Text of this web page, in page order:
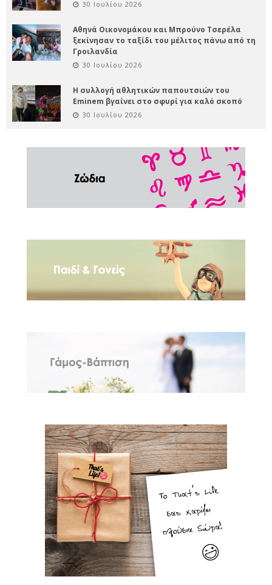
30 Ιουλίου 2026
Αθηνά Οικονομάκου και Μπρούνο Τσερέλα
ξεκίνησαν το ταξίδι του μέλιτος πάνω από τη
Γροιλανδία
30 Ιουλίου 2026
Η συλλογή αθλητικών παπουτσιών του
Eminem βγαίνει στο σφυρί για καλό σκοπό
30 Ιουλίου 2026